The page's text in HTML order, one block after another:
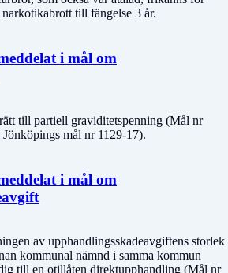
till fängelse 3 år.
i mål om
till partiell graviditetspenning (Mål nr
mål nr 1129-17).
i mål om
av upphandlingsskadeavgiftens storlek
kommunal nämnd i samma kommun
till en otillåten direktupphandling (Mål nr